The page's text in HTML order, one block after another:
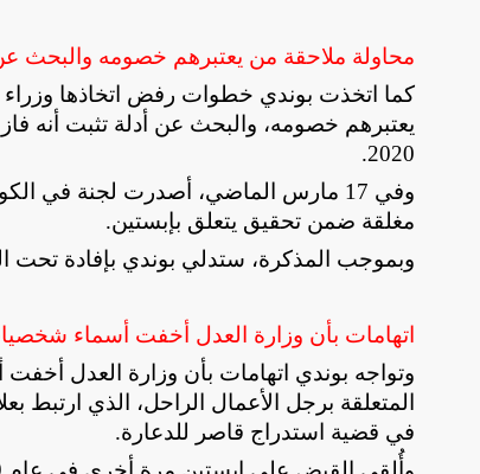
محاولة ملاحقة من يعتبرهم خصومه والبحث
كما اتخذت بوندي خطوات رفض اتخاذها وزراء
يعتبرهم خصومه، والبحث عن أدلة تثبت أنه
2020
.
وفي 17 مارس الماضي، أصدرت لجنة في
مغلقة ضمن تحقيق يتعلق بإبستين.
وبموجب المذكرة، ستدلي بوندي بإفادة تحت القسم
اتهامات بأن وزارة العدل أخفت أسماء
وتواجه بوندي اتهامات بأن وزارة العدل
في قضية استدراج قاصر للدعارة.